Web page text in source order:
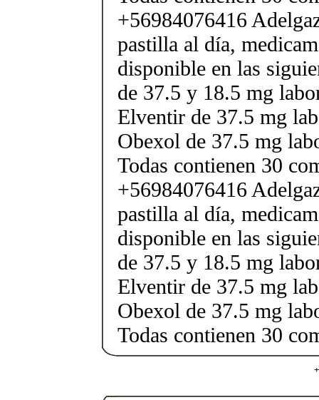
+56984076416
pastilla al día,
disponible en las
de 37.5 y 18.5 mg
Elventir de 37.5 mg
Obexol de 37.5 mg
Todas contienen 30
+56984076416
pastilla al día,
disponible en las
de 37.5 y 18.5 mg
Elventir de 37.5 mg
Obexol de 37.5 mg
Todas contienen 30